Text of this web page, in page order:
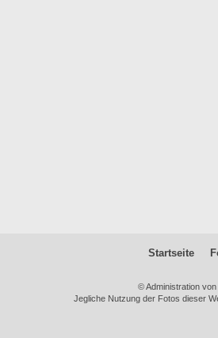
Startseite
© Administration
Jegliche Nutzung der Fotos dieser